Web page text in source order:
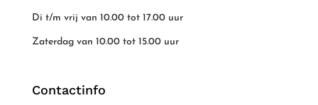
Di t/m vrij van 10.00 tot 17.00 uur
Zaterdag van 10.00 tot 15.00 uur
Contactinfo